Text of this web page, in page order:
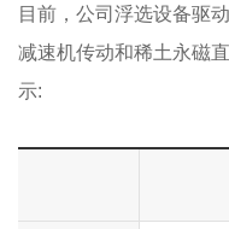
目前，公司浮选设备驱
减速机传动和稀土永磁
示: